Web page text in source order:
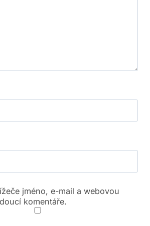
jméno, e-mail a webovou
komentáře.